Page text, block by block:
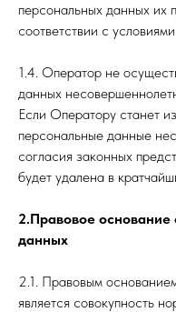
персональных данных их
соответствии с
1.4. Оператор не
данных
Если Оператору станет
персональные данные
согласия законных
будет удалена в
2.Правовое
данных
2.1. Правовым
является совокупность